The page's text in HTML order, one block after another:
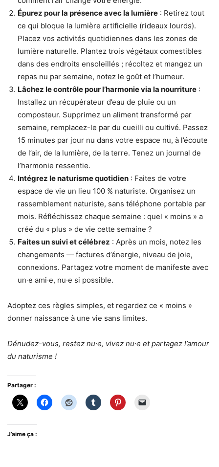
Épurez pour la présence avec la lumière : Retirez tout
ce qui bloque la lumière artificielle (rideaux lourds).
Placez vos activités quotidiennes dans les zones de
lumière naturelle. Plantez trois végétaux comestibles
dans des endroits ensoleillés ; récoltez et mangez un
repas nu par semaine, notez le goût et l’humeur.
Lâchez le contrôle pour l’harmonie via la nourriture :
Installez un récupérateur d’eau de pluie ou un
composteur. Supprimez un aliment transformé par
semaine, remplacez-le par du cueilli ou cultivé. Passez
15 minutes par jour nu dans votre espace nu, à l’écoute
de l’air, de la lumière, de la terre. Tenez un journal de
l’harmonie ressentie.
Intégrez le naturisme quotidien : Faites de votre
espace de vie un lieu 100 % naturiste. Organisez un
rassemblement naturiste, sans téléphone portable par
mois. Réfléchissez chaque semaine : quel « moins » a
créé du « plus » de vie cette semaine ?
Faites un suivi et célébrez : Après un mois, notez les
changements — factures d’énergie, niveau de joie,
connexions. Partagez votre moment de manifeste avec
un∙e ami∙e, nu∙e si possible.
Adoptez ces règles simples, et regardez ce « moins »
donner naissance à une vie sans limites.
Dénudez-vous, restez nu∙e, vivez nu∙e et partagez l’amour
du naturisme !
Partager :
J’aime ça :